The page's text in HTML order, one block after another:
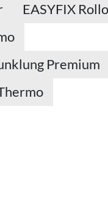
EASYFIX
Premium